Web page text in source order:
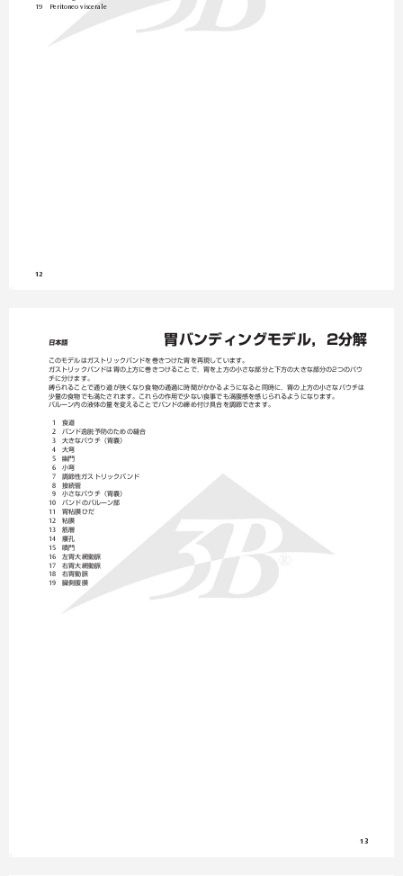
19
Peritoneo viscerale
12
日本語 胃バンディングモデル，2分解
このモデルはガストリックバンドを巻きつけた胃を再現しています。
ガストリックバンドは胃の上方に巻きつけることで，胃を上方の小さな部分と下方の大きな部分の2つのパウ
チに分けます。
縛られることで通り道が狭くなり食物の通過に時間がかかるようになると同時に，胃の上方の小さなパウチは
少量の食物でも満たされます。これらの作用で少ない食事でも満腹感を感じられるようになります。
バルーン内の液体の量を変えることでバンドの締め付け具合を調節できます。
1
食道
2
バンド逸脱予防のための縫合
3 大きなパウチ（胃嚢）
4 大弯
5
幽門
6 小弯
7
調節性ガストリックバンド
8
接続管
9
小さなパウチ（胃嚢）
10 バンドのバルーン部
11 胃粘膜ひだ
12
粘膜
13
筋層
14
瘻孔
15
噴門
16 左胃大網動脈
17 右胃大網動脈
18
右胃動脈
19 臓側腹膜
13